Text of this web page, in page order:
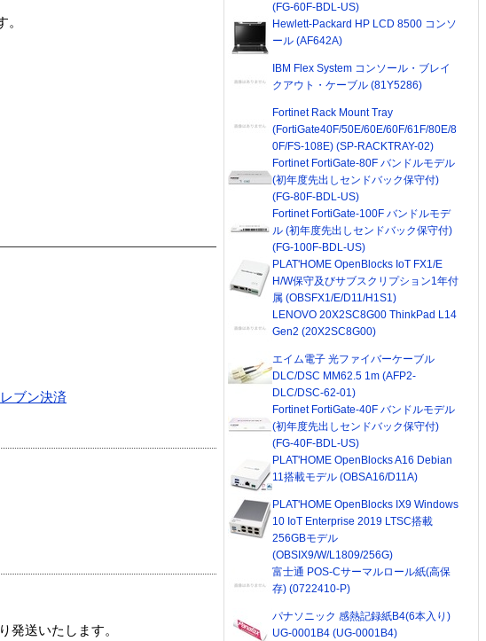
ブン決済
発送いたします。
(FG-60F-BDL-US)
Hewlett-Packard HP LCD 8500 コンソ
ール (AF642A)
IBM Flex System コンソール・ブレイ
クアウト・ケーブル (81Y5286)
Fortinet Rack Mount Tray
(FortiGate40F/50E/60E/60F/61F/80E/8
0F/FS-108E) (SP-RACKTRAY-02)
Fortinet FortiGate-80F バンドルモデル
(初年度先出しセンドバック保守付)
(FG-80F-BDL-US)
Fortinet FortiGate-100F バンドルモデ
ル (初年度先出しセンドバック保守付)
(FG-100F-BDL-US)
PLAT'HOME OpenBlocks IoT FX1/E
H/W保守及びサブスクリプション1年付
属 (OBSFX1/E/D11/H1S1)
LENOVO 20X2SC8G00 ThinkPad L14
Gen2 (20X2SC8G00)
エイム電子 光ファイバーケーブル
DLC/DSC MM62.5 1m (AFP2-
DLC/DSC-62-01)
Fortinet FortiGate-40F バンドルモデル
(初年度先出しセンドバック保守付)
(FG-40F-BDL-US)
PLAT'HOME OpenBlocks A16 Debian
11搭載モデル (OBSA16/D11A)
PLAT'HOME OpenBlocks IX9 Windows
10 IoT Enterprise 2019 LTSC搭載
256GBモデル
(OBSIX9/W/L1809/256G)
富士通 POS-Cサーマルロール紙(高保
存) (0722410-P)
パナソニック 感熱記録紙B4(6本入り)
UG-0001B4 (UG-0001B4)